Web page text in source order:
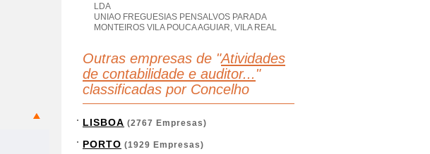
LDA
UNIAO FREGUESIAS PENSALVOS PARADA
MONTEIROS VILA POUCA AGUIAR, VILA REAL
Outras empresas de "Atividades
de contabilidade e auditor... "
classificadas por Concelho
LISBOA (2767 Empresas)
PORTO (1929 Empresas)